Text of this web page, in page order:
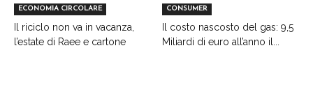
ECONOMIA CIRCOLARE
Il riciclo non va in vacanza,
l’estate di Raee e cartone
CONSUMER
Il costo nascosto del gas: 9,5
Miliardi di euro all’anno il...